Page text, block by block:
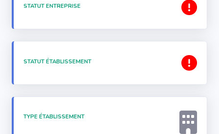
STATUT ENTREPRISE
STATUT ÉTABLISSEMENT
TYPE ÉTABLISSEMENT